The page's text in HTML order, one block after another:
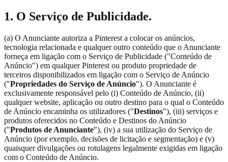
1. O Serviço de Publicidade.
(a) O Anunciante autoriza a Pinterest a colocar os anúncios,
tecnologia relacionada e qualquer outro conteúdo que o Anunciante
forneça em ligação com o Serviço de Publicidade ("Conteúdo de
Anúncio") em qualquer Pinterest ou produto propriedade de
terceiros disponibilizados em ligação com o Serviço de Anúncio
("Propriedades do Serviço de Anúncio"). O Anunciante é
exclusivamente responsável pelo (i) Conteúdo de Anúncio, (ii)
qualquer website, aplicação ou outro destino para o qual o Conteúdo
de Anúncio encaminha os utilizadores ("Destinos"), (iii) serviços e
produtos oferecidos no Conteúdo e Destinos do Anúncio
("Produtos de Anunciante"), (iv) a sua utilização do Serviço de
Anúncio (por exemplo, decisões de licitação e segmentação) e (v)
quaisquer divulgações ou rotulagens legalmente exigidas em ligação
com o Conteúdo de Anúncio.